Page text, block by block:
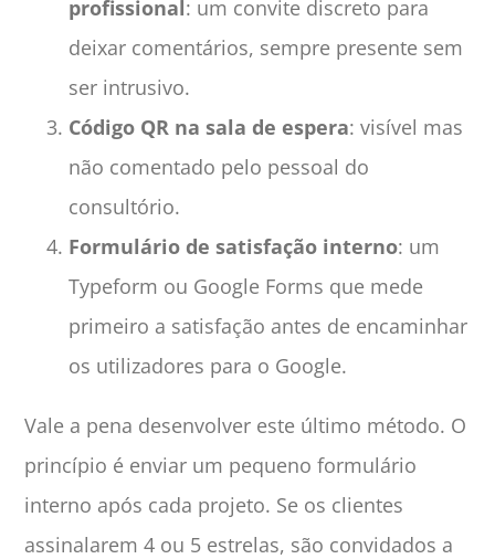
profissional: um convite discreto para
deixar comentários, sempre presente sem
ser intrusivo.
Código QR na sala de espera: visível mas
não comentado pelo pessoal do
consultório.
Formulário de satisfação interno: um
Typeform ou Google Forms que mede
primeiro a satisfação antes de encaminhar
os utilizadores para o Google.
Vale a pena desenvolver este último método. O
princípio é enviar um pequeno formulário
interno após cada projeto. Se os clientes
assinalarem 4 ou 5 estrelas, são convidados a